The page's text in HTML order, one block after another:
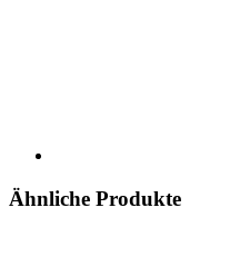
Ähnliche Produkte